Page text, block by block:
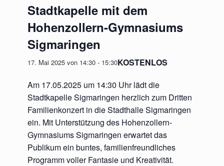
Stadtkapelle mit dem
Hohenzollern-Gymnasiums
Sigmaringen
17. Mai 2025 von 14:30 - 15:30KOSTENLOS
Am 17.05.2025 um 14:30 Uhr lädt die
Stadtkapelle Sigmaringen herzlich zum Dritten
Familienkonzert in die Stadthalle Sigmaringen
ein. Mit Unterstützung des Hohenzollern-
Gymnasiums Sigmaringen erwartet das
Publikum ein buntes, familienfreundliches
Programm voller Fantasie und Kreativität.